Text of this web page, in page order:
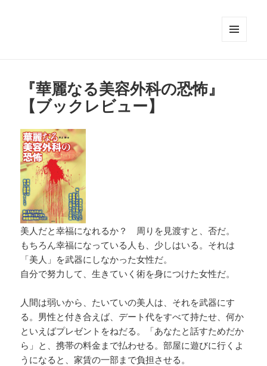
『華麗なる美容外科の恐怖』
【ブックレビュー】
美人だと幸福になれるか？ 周りを見渡すと、否だ。
もちろん幸福になっている人も、少しはいる。それは
「美人」を武器にしなかった女性だ。
自分で努力して、生きていく術を身につけた女性だ。
人間は弱いから、たいていの美人は、それを武器にす
る。男性と付き合えば、デート代をすべて持たせ、何か
といえばプレゼントをねだる。「あなたと話すためだか
ら」と、携帯の料金まで払わせる。部屋に遊びに行くよ
うになると、家賃の一部まで負担させる。